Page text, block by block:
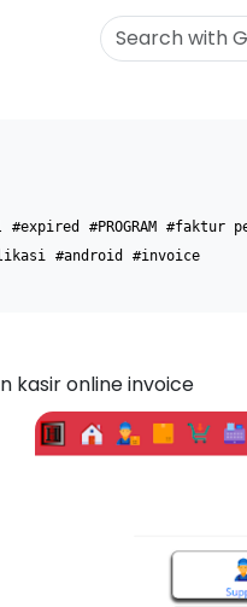
#expired #PROGRAM #faktur
#android #invoice
kasir online invoice